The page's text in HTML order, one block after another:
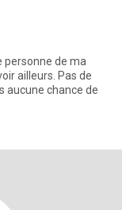
de ma
ailleurs. Pas de
aucune chance de